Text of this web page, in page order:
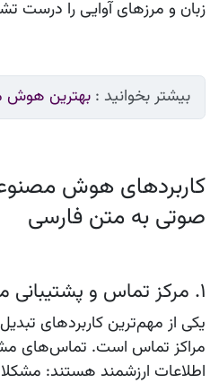
زبان و مرزهای آوایی را
بیشتر بخوانید : بهترین هوش
کاربردهای هوش
صوتی به متن فارسی
۱. مرکز تماس و پشتیبانی مشتریان
یکی از مهم‌ترین کاربردهای
مراکز تماس است. تماس‌های
اطلاعات ارزشمند هستند: